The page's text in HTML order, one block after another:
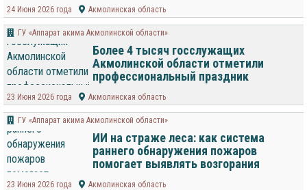
24 Июня 2026 года Акмолинская область
ГУ «Аппарат акима Акмолинской области»
Более 4 тысяч госслужащих
Акмолинской области отметили
профессиональный праздник
23 Июня 2026 года Акмолинская область
ГУ «Аппарат акима Акмолинской области»
ИИ на страже леса: как система
раннего обнаружения пожаров
помогает выявлять возгорания
23 Июня 2026 года Акмолинская область